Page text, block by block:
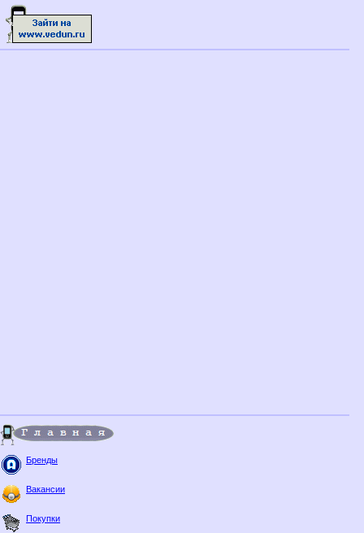
Бренды
Вакансии
Покупки